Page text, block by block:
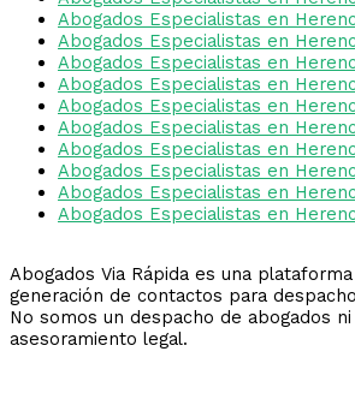
Abogados Especialistas en
Abogados Especialistas en
Abogados Especialistas en
Abogados Especialistas en
Abogados Especialistas en
Abogados Especialistas en
Abogados Especialistas en
Abogados Especialistas en
Abogados Especialistas en
Abogados Especialistas en
Abogados Via Rápida es una
generación de contactos para
No somos un despacho de abogados
asesoramiento legal.